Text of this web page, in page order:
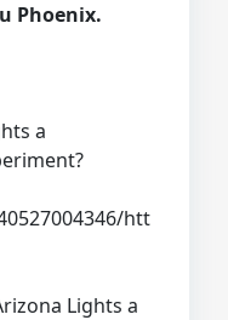
Phoenix.
a
htt
Lights a